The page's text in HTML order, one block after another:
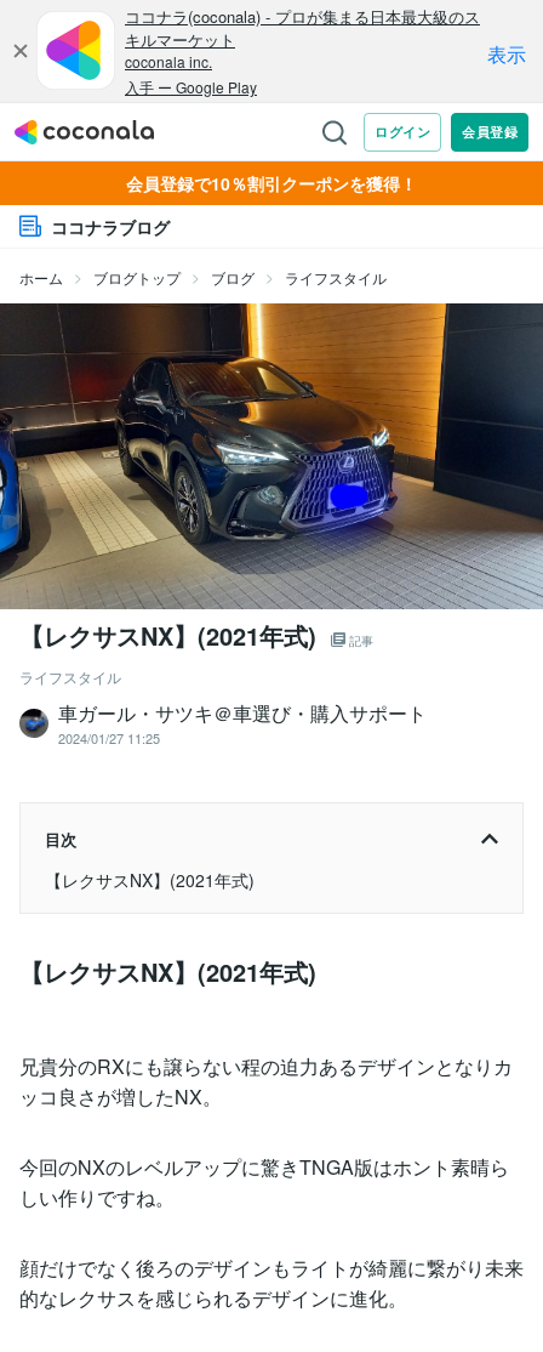
会員登録で10％割引クーポンを獲得！
ココナラブログ
ホーム ブログトップ ブログ ライフスタイル
【レクサスNX】(2021年式) 記事
ライフスタイル
車ガール・サツキ＠車選び・購入サポート
2024/01/27 11:25
目次
【レクサスNX】(2021年式)
【レクサスNX】(2021年式)
兄貴分のRXにも譲らない程の迫力あるデザインとなりカ
ッコ良さが増したNX。
今回のNXのレベルアップに驚きTNGA版はホント素晴ら
しい作りですね。
顔だけでなく後ろのデザインもライトが綺麗に繋がり未来
的なレクサスを感じられるデザインに進化。